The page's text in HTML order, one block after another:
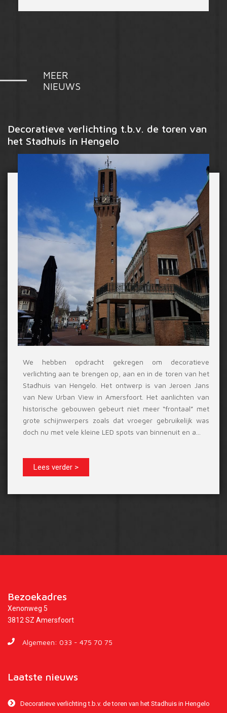
MEER
NIEUWS
Decoratieve verlichting t.b.v. de toren van
het Stadhuis in Hengelo
We hebben opdracht gekregen om decoratieve
verlichting aan te brengen op, aan en in de toren van het
Stadhuis van Hengelo. Het ontwerp is van Jeroen Jans
van New Urban View in Amersfoort. Het aanlichten van
historische gebouwen gebeurt niet meer “frontaal” met
grote schijnwerpers zoals dat vroeger gebruikelijk was
doch nu met vele kleine LED spots van binnenuit en a...
Lees verder >
Bezoekadres
Xenonweg 5
3812 SZ Amersfoort
Algemeen: 033 - 475 70 75
Laatste nieuws
Decoratieve verlichting t.b.v. de toren van het Stadhuis in Hengelo